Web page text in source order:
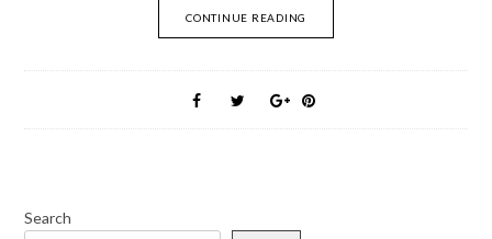
CONTINUE READING
Search